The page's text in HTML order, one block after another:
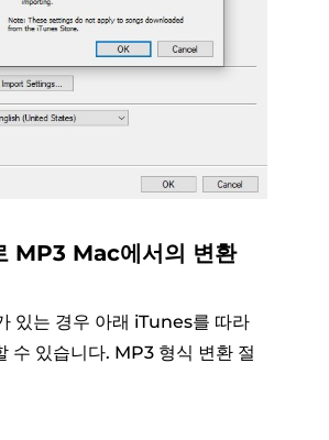
MP3 Mac에서의 변환
있는 경우 아래 iTunes를 따라
수 있습니다. MP3 형식 변환 절